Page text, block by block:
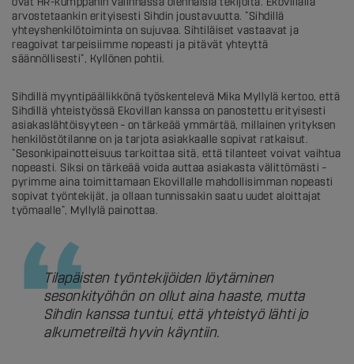
arvostetaankin erityisesti Sihdin joustavuutta. ”Sihdillä
yhteyshenkilötoiminta on sujuvaa. Sihtiläiset vastaavat ja
reagoivat tarpeisiimme nopeasti ja pitävät yhteyttä
säännöllisesti”, Kyllönen pohtii.
Sihdillä myyntipäällikkönä työskentelevä Mika Myllylä kertoo, että
Sihdillä yhteistyössä Ekovillan kanssa on panostettu erityisesti
asiakaslähtöisyyteen – on tärkeää ymmärtää, millainen yrityksen
henkilöstötilanne on ja tarjota asiakkaalle sopivat ratkaisut.
”Sesonkipainotteisuus tarkoittaa sitä, että tilanteet voivat vaihtua
nopeasti. Siksi on tärkeää voida auttaa asiakasta välittömästi –
pyrimme aina toimittamaan Ekovillalle mahdollisimman nopeasti
sopivat työntekijät, ja ollaan tunnissakin saatu uudet aloittajat
työmaalle”, Myllylä painottaa.
Tilapäisten työntekijöiden löytäminen
sesonkityöhön on ollut aina haaste, mutta
Sihdin kanssa tuntui, että yhteistyö lähti jo
alkumetreiltä hyvin käyntiin.